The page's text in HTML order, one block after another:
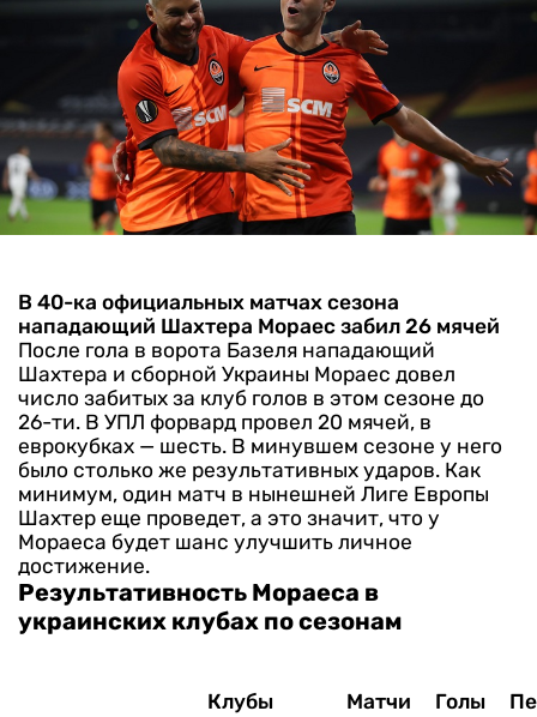
В 40-ка официальных матчах сезона
нападающий Шахтера Мораес забил 26 мячей
После гола в ворота Базеля нападающий
Шахтера и сборной Украины Мораес довел
число забитых за клуб голов в этом сезоне до
26-ти. В УПЛ форвард провел 20 мячей, в
еврокубках — шесть. В минувшем сезоне у него
было столько же результативных ударов. Как
минимум, один матч в нынешней Лиге Европы
Шахтер еще проведет, а это значит, что у
Мораеса будет шанс улучшить личное
достижение.
Результативность Мораеса в
украинских клубах по сезонам
Клубы Матчи Голы